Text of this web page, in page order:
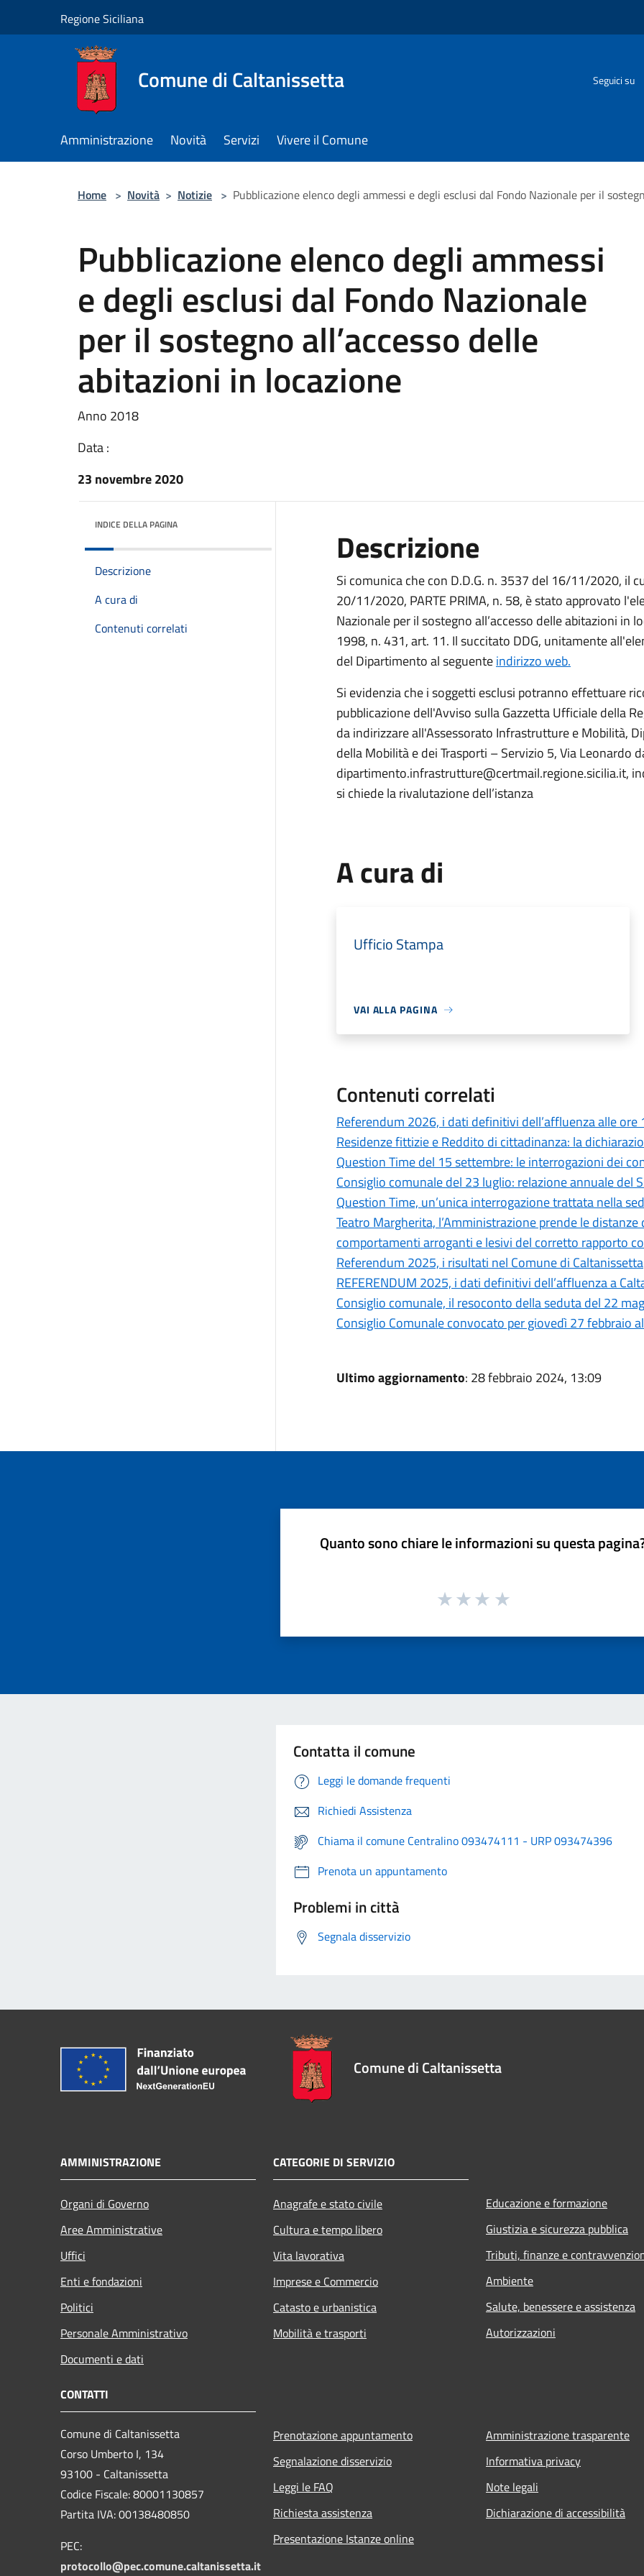
Regione Siciliana
Comune di Caltanissetta Seguici su
Amministrazione Novità Servizi Vivere il Comune
Home > Novità > Notizie > Pubblicazione elenco degli ammessi e degli esclusi dal Fondo Nazionale per il
Pubblicazione elenco degli ammessi
e degli esclusi dal Fondo Nazionale
per il sostegno all’accesso delle
abitazioni in locazione
Anno 2018
Data :
23 novembre 2020
INDICE DELLA PAGINA
Descrizione
A cura di
Contenuti correlati
Descrizione
Si comunica che con D.D.G. n. 3537 del 16/11/2020, il
20/11/2020, PARTE PRIMA, n. 58, è stato approvato
Nazionale per il sostegno all’accesso delle abitazioni in
1998, n. 431, art. 11. Il succitato DDG, unitamente
del Dipartimento al seguenteindirizzo web.
Si evidenzia che i soggetti esclusi potranno effettuare
pubblicazione dell'Avviso sulla Gazzetta Ufficiale della
da indirizzare all'Assessorato Infrastrutture e Mobilità,
della Mobilità e dei Trasporti – Servizio 5, Via Leonardo
dipartimento.infrastrutture@certmail.regione.sicilia.it,
si chiede la rivalutazione dell’istanza
A cura di
Ufficio Stampa
VAI ALLA PAGINA
Contenuti correlati
Referendum 2026, i dati definitivi dell’affluenza alle
Residenze fittizie e Reddito di cittadinanza: la
Question Time del 15 settembre: le interrogazioni dei
Consiglio comunale del 23 luglio: relazione annuale del
Question Time, un’unica interrogazione trattata nella
Teatro Margherita, l’Amministrazione prende le
comportamenti arroganti e lesivi del corretto rapporto
Referendum 2025, i risultati nel Comune di Caltanissetta
REFERENDUM 2025, i dati definitivi dell’affluenza a
Consiglio comunale, il resoconto della seduta del 22
Consiglio Comunale convocato per giovedì 27 febbraio
Ultimo aggiornamento: 28 febbraio 2024, 13:09
Quanto sono chiare le informazioni su questa
Contatta il comune
Leggi le domande frequenti
Richiedi Assistenza
Chiama il comune Centralino 093474111 - URP 093474396
Prenota un appuntamento
Problemi in città
Segnala disservizio
Comune di Caltanissetta
AMMINISTRAZIONE
Organi di Governo
Aree Amministrative
Uffici
Enti e fondazioni
Politici
Personale Amministrativo
Documenti e dati
CATEGORIE DI SERVIZIO
Anagrafe e stato civile
Cultura e tempo libero
Vita lavorativa
Imprese e Commercio
Catasto e urbanistica
Mobilità e trasporti
Educazione e formazione
Giustizia e sicurezza pubblica
Tributi, finanze e
Ambiente
Salute, benessere e assistenza
Autorizzazioni
CONTATTI
Comune di Caltanissetta
Corso Umberto I, 134
93100 - Caltanissetta
Codice Fiscale: 80001130857
Partita IVA: 00138480850
PEC:
protocollo@pec.comune.caltanissetta.it
Prenotazione appuntamento
Segnalazione disservizio
Leggi le FAQ
Richiesta assistenza
Presentazione Istanze online
Amministrazione trasparente
Informativa privacy
Note legali
Dichiarazione di accessibilità